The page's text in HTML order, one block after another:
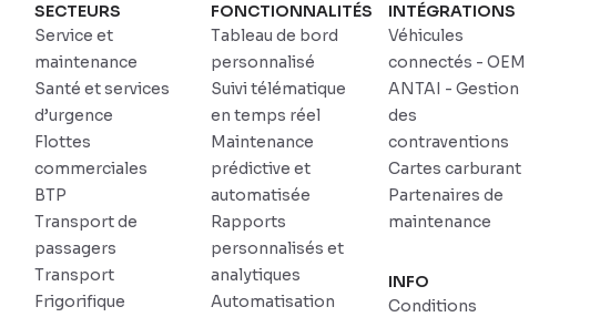
SECTEURS
Service et
maintenance
Santé et services
d’urgence
Flottes
commerciales
BTP
Transport de
passagers
Transport
Frigorifique
FONCTIONNALITÉS
Tableau de bord
personnalisé
Suivi télématique
en temps réel
Maintenance
prédictive et
automatisée
Rapports
personnalisés et
analytiques
Automatisation
INTÉGRATIONS
Véhicules
connectés - OEM
ANTAI - Gestion
des
contraventions
Cartes carburant
Partenaires de
maintenance
INFO
Conditions